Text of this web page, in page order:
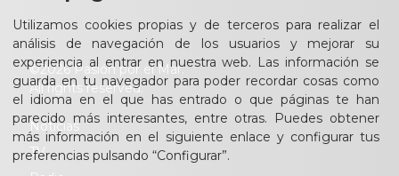
©2026 Pasión por el Mar.
All rights reserved.
Noticias
TV
Utilizamos cookies propias y de terceros para realizar el
análisis de navegación de los usuarios y mejorar su
experiencia al entrar en nuestra web. Las información se
guarda en tu navegador para poder recordar cosas como
el idioma en el que has entrado o que páginas te han
parecido más interesantes, entre otras. Puedes obtener
más información en el siguiente enlace y configurar tus
preferencias pulsando “Configurar”.